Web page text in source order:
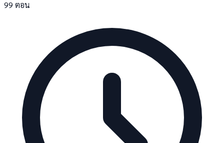
99 ตอน